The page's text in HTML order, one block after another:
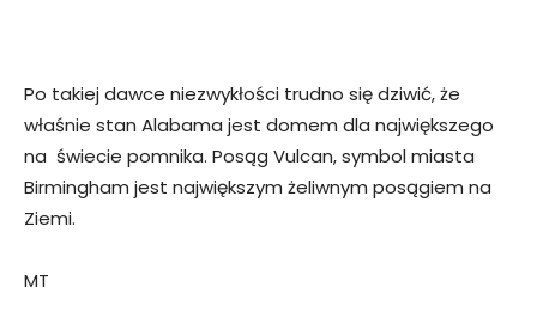
Po takiej dawce niezwykłości trudno się dziwić, że
właśnie stan Alabama jest domem dla największego
na świecie pomnika. Posąg Vulcan, symbol miasta
Birmingham jest największym żeliwnym posągiem na
Ziemi.
MT